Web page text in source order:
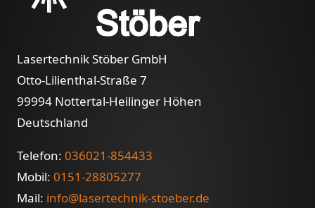
Lasertechnik Stöber GmbH
Otto-Lilienthal-Straße 7
99994 Nottertal-Heilinger Höhen
Deutschland
Telefon: 036021-854433
Mobil: 0151-28805277
Mail: info@lasertechnik-stoeber.de